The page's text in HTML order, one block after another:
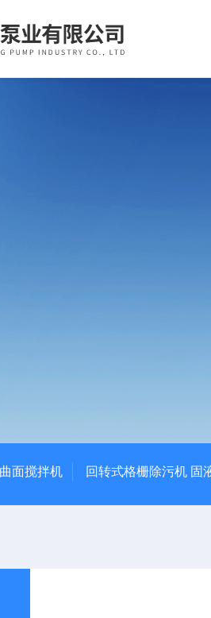
面搅拌机 回转式格栅除污机 固